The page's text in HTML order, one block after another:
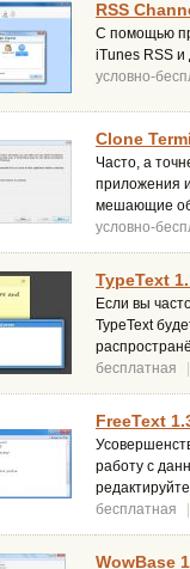
RSS
С помощью
iTunes RSS и
условно-
Clone
Часто, а
приложения
мешающие
условно-
TypeText
Если вы
TypeText
бесплатная
FreeText
работу с
бесплатная
WowBase